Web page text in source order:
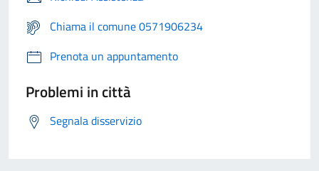
Chiama il comune 0571906234
Prenota un appuntamento
Problemi in città
Segnala disservizio